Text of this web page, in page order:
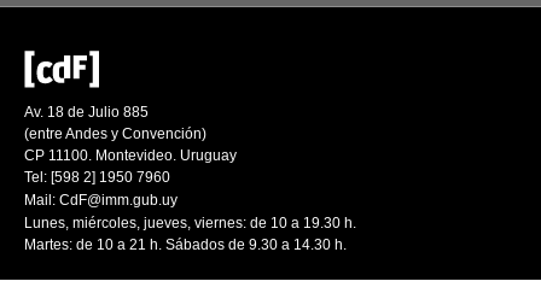
Av. 18 de Julio 885
(entre Andes y Convención)
CP 11100. Montevideo. Uruguay
Tel: [598 2] 1950 7960
Mail: CdF@imm.gub.uy
Lunes, miércoles, jueves, viernes: de 10 a 19.30 h.
Martes: de 10 a 21 h. Sábados de 9.30 a 14.30 h.